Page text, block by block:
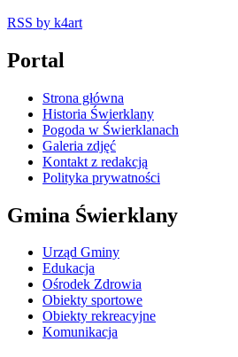
RSS by k4art
Portal
Strona główna
Historia Świerklany
Pogoda w Świerklanach
Galeria zdjęć
Kontakt z redakcją
Polityka prywatności
Gmina Świerklany
Urząd Gminy
Edukacja
Ośrodek Zdrowia
Obiekty sportowe
Obiekty rekreacyjne
Komunikacja